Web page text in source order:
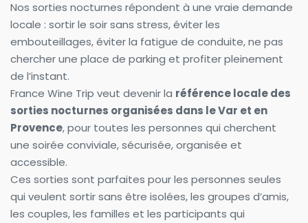
Nos sorties nocturnes répondent à une vraie demande
locale : sortir le soir sans stress, éviter les
embouteillages, éviter la fatigue de conduite, ne pas
chercher une place de parking et profiter pleinement
de l’instant.
France Wine Trip veut devenir la référence locale des
sorties nocturnes organisées dans le Var et en
Provence, pour toutes les personnes qui cherchent
une soirée conviviale, sécurisée, organisée et
accessible.
Ces sorties sont parfaites pour les personnes seules
qui veulent sortir sans être isolées, les groupes d’amis,
les couples, les familles et les participants qui